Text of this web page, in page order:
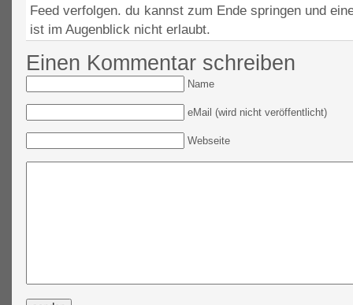
Feed verfolgen. du kannst zum Ende springen und
ist im Augenblick nicht erlaubt.
Einen Kommentar schreiben
Name
eMail (wird nicht veröffentlicht)
Webseite